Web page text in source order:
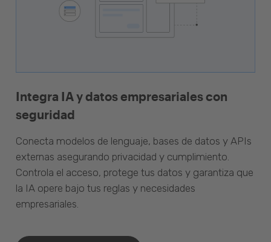
Integra IA y datos empresariales con
seguridad
Conecta modelos de lenguaje, bases de datos y APIs
externas asegurando privacidad y cumplimiento.
Controla el acceso, protege tus datos y garantiza que
la IA opere bajo tus reglas y necesidades
empresariales.